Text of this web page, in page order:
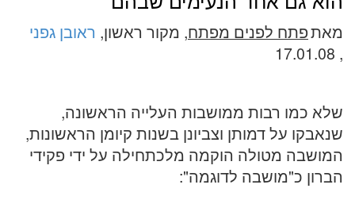
פתח לפנים מפתח, מקור ראשון, מאת
ראובן גפני
, 17.01.08
שלא כמו רבות ממושבות העלייה הראשונה,
שנאבקו על דמותן וצביונן בשנות קיומן הראשונות,
המושבה מטולה הוקמה מלכתחילה על ידי פקידי
הברון כ"מושבה לדוגמה":